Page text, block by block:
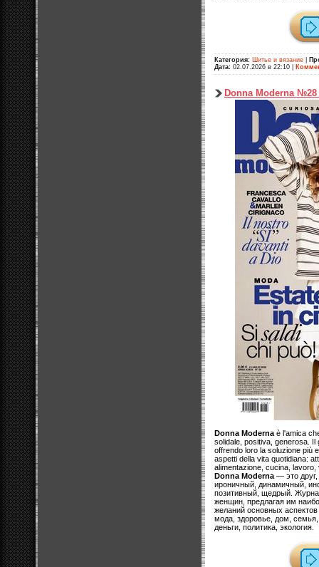
Категория: Шитье и вязание
Дата: 02.07.2026 в 22:10
Donna Moderna №28
Donna Moderna è l'amica
solidale, positiva, generosa. Il
offrendo loro la soluzione più
aspetti della vita quotidiana:
alimentazione, cucina, lavoro,
Donna Moderna — это
ироничный, динамичный,
позитивный, щедрый.
женщин, предлагая им
желаний основных
мода, здоровье, дом,
деньги, политика, экология.